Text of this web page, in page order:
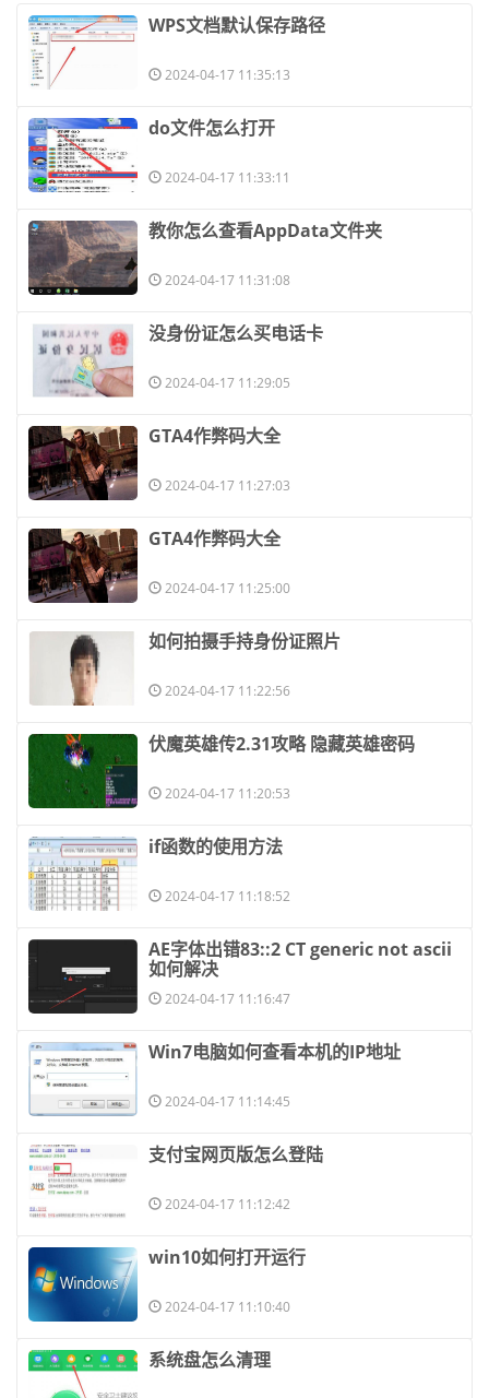
​WPS文档默认保存路径
2024-04-17 11:35:13
​do文件怎么打开
2024-04-17 11:33:11
​教你怎么查看AppData文件夹
2024-04-17 11:31:08
​没身份证怎么买电话卡
2024-04-17 11:29:05
​GTA4作弊码大全
2024-04-17 11:27:03
​GTA4作弊码大全
2024-04-17 11:25:00
​如何拍摄手持身份证照片
2024-04-17 11:22:56
​伏魔英雄传2.31攻略 隐藏英雄密码
2024-04-17 11:20:53
​if函数的使用方法
2024-04-17 11:18:52
​AE字体出错83::2 CT generic not ascii
如何解决
2024-04-17 11:16:47
​Win7电脑如何查看本机的IP地址
2024-04-17 11:14:45
​支付宝网页版怎么登陆
2024-04-17 11:12:42
​win10如何打开运行
2024-04-17 11:10:40
​系统盘怎么清理